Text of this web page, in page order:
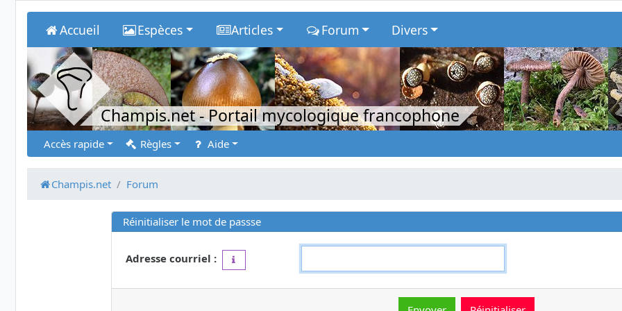
Accueil Espèces Articles Forum Divers
Champis.net- Portail mycologique francophone
Accès rapide Règles Aide
Champis.net Forum
Réinitialiser le mot de passse
Adresse courriel :